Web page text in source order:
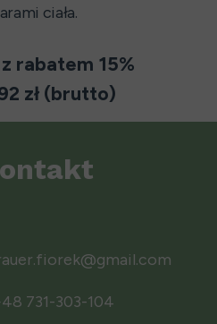
ciała.
rabatem 15%
zł (brutto)
731-303-104